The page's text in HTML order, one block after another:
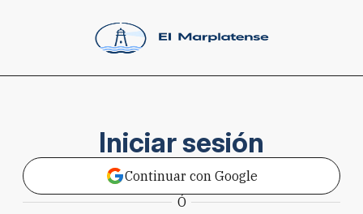
Iniciar sesión
Continuar con Google
Ó